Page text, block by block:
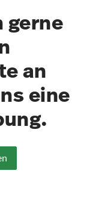
gerne
an
eine